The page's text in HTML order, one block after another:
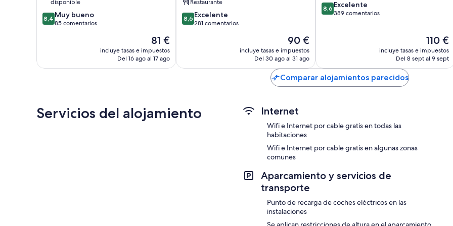
Wernigerode
disponible
8.4
sobre
8,4 Muy bueno
85 comentarios
El
precio
actual
81 €
incluye tasas e impuestos
Del 16 ago al 17 ago
Restaurante
8.6
sobre
8,6 Excelente
281 comentarios
El
precio
actual
de
90 €
90 €
incluye tasas e impuestos
Del 30 ago al 31 ago
8.6
sobre
8,6 Excelente
389 comentarios
El
precio
actual
110 €
incluye tasas e impuestos
Del 8 sept al 9 sept
Comparar alojamientos parecidos
Servicios del alojamiento Internet
Wifi e Internet por cable gratis en todas las
habitaciones
Wifi e Internet por cable gratis en algunas zonas
comunes
Aparcamiento y servicios de
transporte
Punto de recarga de coches eléctricos en las
instalaciones